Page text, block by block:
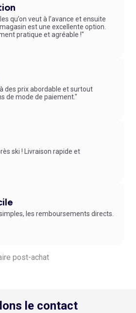
bodies et des pyjamas personnalisés
un prénom, une date de naissance ou un
vêtements, notre gamme propose aussi
. Cette variété permet d’élargir les
objet ou un cadeau original. Et pour
service de livraison rapide, vos modèles
ouvrés de plus pour arriver chez vous.
qu’on veut à l’avance et ensuite
est une excellente option.
pratique et agréable !"
des prix abordable et surtout
de mode de paiement."
ski ! Livraison rapide et
les remboursements directs.
post-achat
le contact